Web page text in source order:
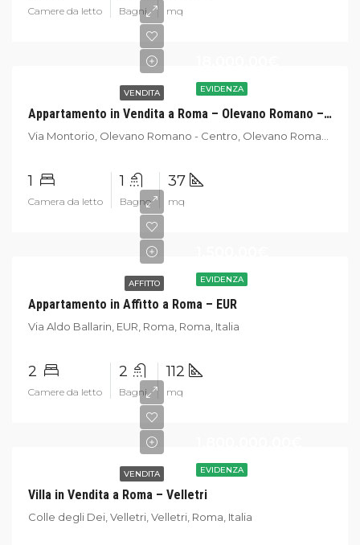
Camere da letto Bagni mq
EVIDENZA
VENDITA
Appartamento in Vendita a Roma – Olevano Romano – Centro
1
Camera da letto
1
Bagno
37
mq
EVIDENZA
AFFITTO
Appartamento in Affitto a Roma – EUR
Via Aldo Ballarin, EUR, Roma, Roma, Italia
2
Camere da letto
2
Bagni
112
mq
EVIDENZA
VENDITA
Villa in Vendita a Roma – Velletri
Colle degli Dei, Velletri, Velletri, Roma, Italia